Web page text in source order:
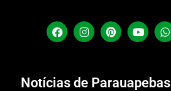
Notícias de Parauapebas